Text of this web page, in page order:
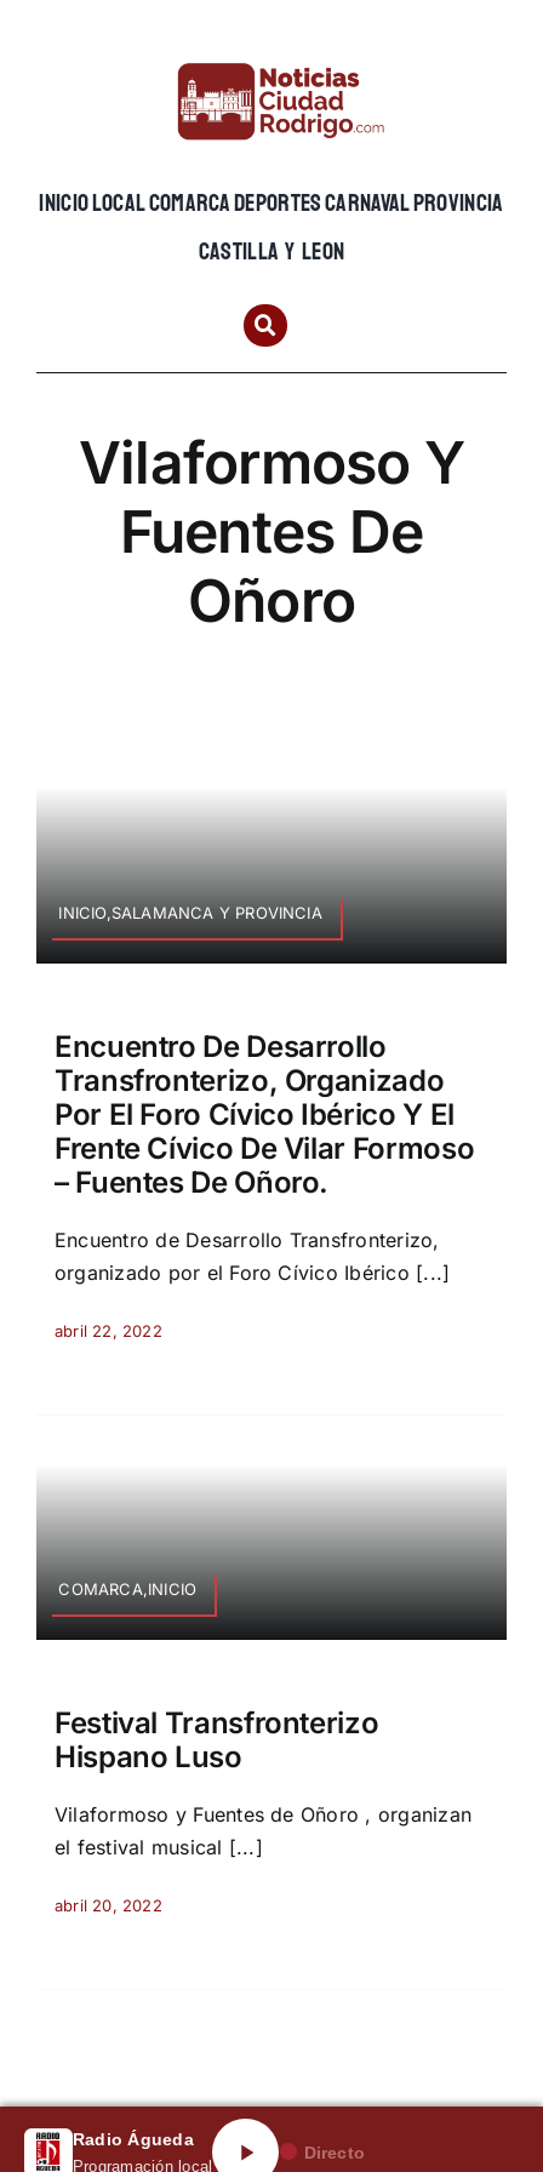
INICIOLOCALCOMARCADEPORTESCARNAVALPROVINCIA
CASTILLA Y LEON
Vilaformoso Y
Fuentes De
Oñoro
INICIO,SALAMANCA Y PROVINCIA
Encuentro De Desarrollo
Transfronterizo, Organizado
Por El Foro Cívico Ibérico Y El
Frente Cívico De Vilar Formoso
– Fuentes De Oñoro.
Encuentro de Desarrollo Transfronterizo,
organizado por el Foro Cívico Ibérico [...]
abril 22, 2022
COMARCA,INICIO
Festival Transfronterizo
Hispano Luso
Vilaformoso y Fuentes de Oñoro , organizan
el festival musical [...]
abril 20, 2022
Radio Águeda
Programación local
Directo